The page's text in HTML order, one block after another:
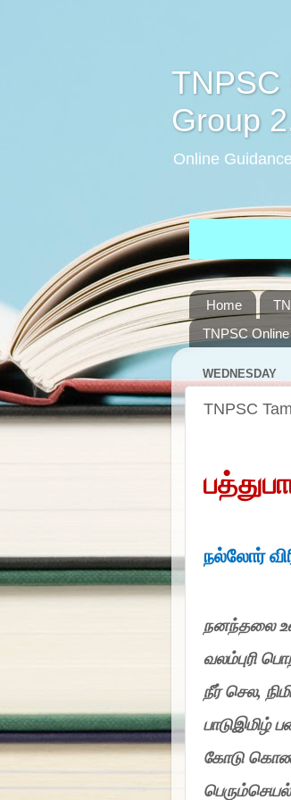
TNPSC
Group
Online
Home
TNPSC Online
WEDNESDAY
TNPSC
நல்லோர்
நனந்தலை
வலம்புரி
நீர் செல,
பாடுஇமிழ்
கோடு
பெரும்செயல்